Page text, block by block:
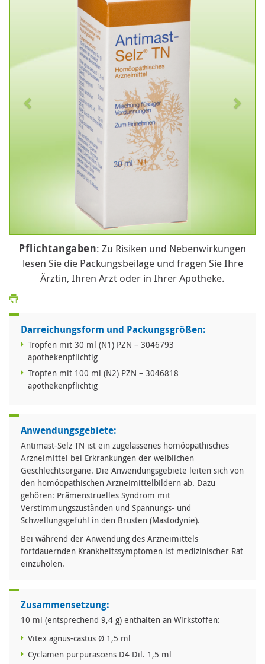
Pflichtangaben: Zu Risiken und Nebenwirkungen
lesen Sie die Packungsbeilage und fragen Sie Ihre
Ärztin, Ihren Arzt oder in Ihrer Apotheke.
Darreichungsform und Packungsgrößen:
Tropfen mit 30 ml (N1) PZN – 3046793
apothekenpflichtig
Tropfen mit 100 ml (N2) PZN – 3046818
apothekenpflichtig
Anwendungsgebiete:
Antimast-Selz TN ist ein zugelassenes homöopathisches
Arzneimittel bei Erkrankungen der weiblichen
Geschlechtsorgane. Die Anwendungsgebiete leiten sich von
den homöopathischen Arzneimittelbildern ab. Dazu
gehören: Prämenstruelles Syndrom mit
Verstimmungszuständen und Spannungs- und
Schwellungsgefühl in den Brüsten (Mastodynie).
Bei während der Anwendung des Arzneimittels
fortdauernden Krankheitssymptomen ist medizinischer Rat
einzuholen.
Zusammensetzung:
10 ml (entsprechend 9,4 g) enthalten an Wirkstoffen:
Vitex agnus-castus Ø 1,5 ml
Cyclamen purpurascens D4 Dil. 1,5 ml